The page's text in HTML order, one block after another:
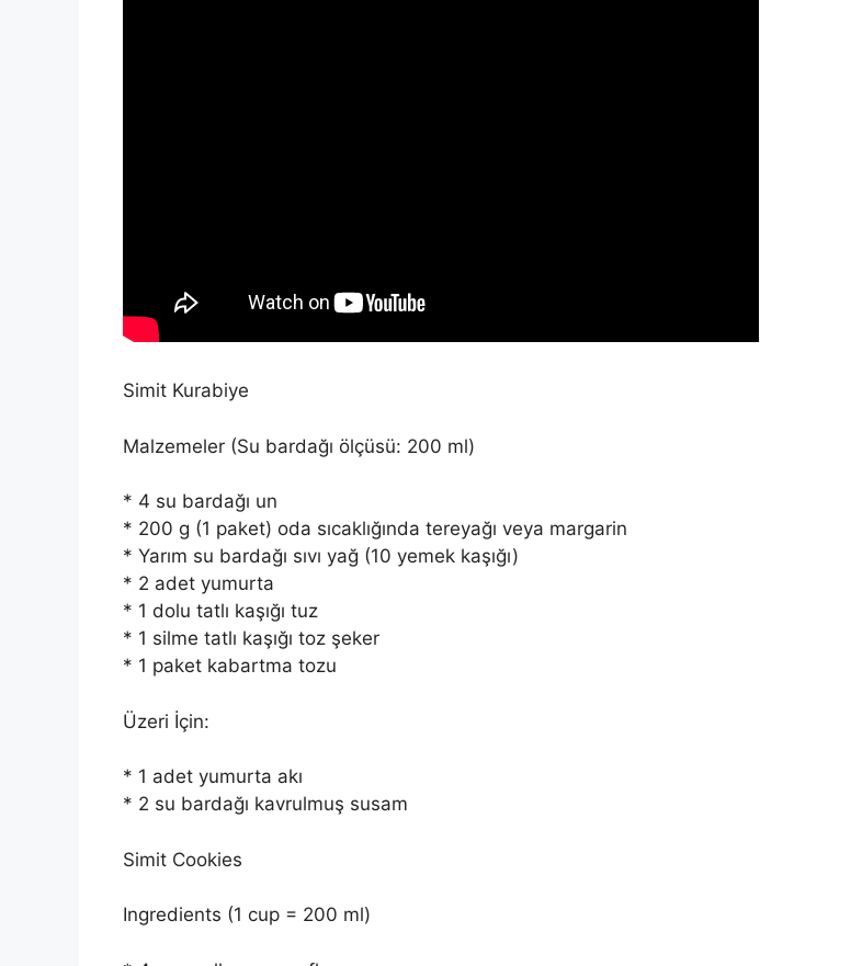
Simit Kurabiye
Malzemeler (Su bardağı ölçüsü: 200 ml)
* 4 su bardağı un
* 200 g (1 paket) oda sıcaklığında tereyağı veya margarin
* Yarım su bardağı sıvı yağ (10 yemek kaşığı)
* 2 adet yumurta
* 1 dolu tatlı kaşığı tuz
* 1 silme tatlı kaşığı toz şeker
* 1 paket kabartma tozu
Üzeri İçin:
* 1 adet yumurta akı
* 2 su bardağı kavrulmuş susam
Simit Cookies
Ingredients (1 cup = 200 ml)